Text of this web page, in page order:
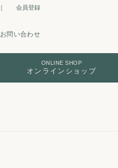
会員登録
お問い合わせ
ONLINE SHOP
オンラインショップ